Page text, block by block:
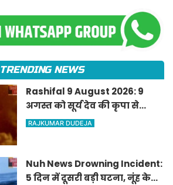
TRENDING NEWS
Rashifal 9 August 2026: 9
अगस्त को सूर्य देव की कृपा से
चमकेगी इन राशियों की किस्मत,
RAJKUMAR DUDEJA
Nuh News Drowning Incident:
5 दिन में दूसरी बड़ी घटना, नूंह के